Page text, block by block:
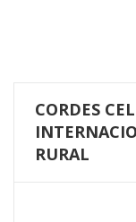
CORDES
RURAL